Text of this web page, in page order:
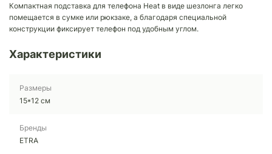
Компактная подставка для телефона Heat в виде шезлонга легко
помещается в сумке или рюкзаке, а благодаря специальной
конструкции фиксирует телефон под удобным углом.
Характеристики
Размеры
15*12 см
Бренды
ETRA